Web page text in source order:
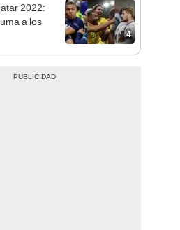
4
2022:
a los